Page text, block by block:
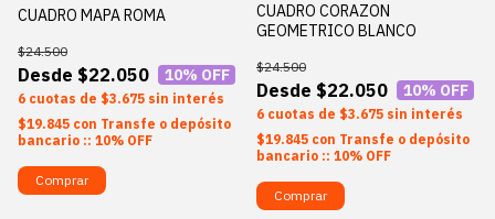
CUADRO MAPA ROMA
$22.050
$24.500
10% OFF
6 $3.675 sin interés
$19.845 con Transfe o depósito
bancario :: 10% OFF
Comprar
CUADRO CORAZON
GEOMETRICO BLANCO
$22.050
$24.500
10% OFF
6 $3.675 sin interés
$19.845 con Transfe o depósito
bancario :: 10% OFF
Comprar